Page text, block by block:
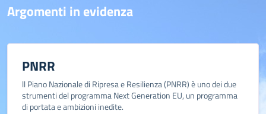
Argomenti in evidenza
PNRR
ll Piano Nazionale di Ripresa e Resilienza (PNRR) è uno dei due
strumenti del programma Next Generation EU, un programma
di portata e ambizioni inedite.